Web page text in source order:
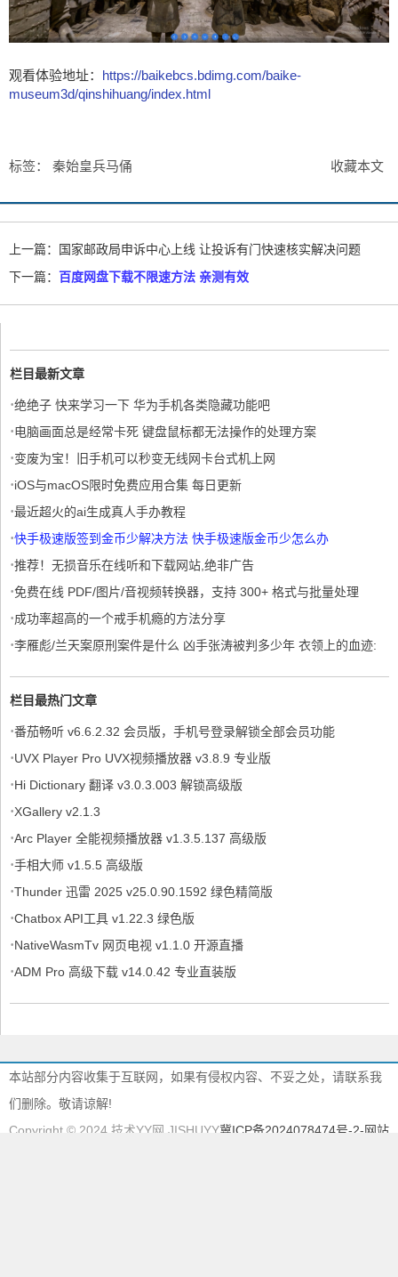
观看体验地址： https://baikebcs.bdimg.com/baike-
museum3d/qinshihuang/index.html
收藏本文
标签： 秦始皇兵马俑
上一篇：
国家邮政局申诉中心上线 让投诉有门快速核实解决问题
下一篇： 百度网盘下载不限速方法 亲测有效
栏目最新文章
·绝绝子 快来学习一下 华为手机各类隐藏功能吧
·电脑画面总是经常卡死 键盘鼠标都无法操作的处理方案
·变废为宝！旧手机可以秒变无线网卡台式机上网
·iOS与macOS限时免费应用合集 每日更新
·最近超火的ai生成真人手办教程
·快手极速版签到金币少解决方法 快手极速版金币少怎么办
·推荐！无损音乐在线听和下载网站,绝非广告
·免费在线 PDF/图片/音视频转换器，支持 300+ 格式与批量处理
·成功率超高的一个戒手机瘾的方法分享
·李雁彪/兰天案原刑案件是什么 凶手张涛被判多少年 衣领上的血迹:
栏目最热门文章
·番茄畅听 v6.6.2.32 会员版，手机号登录解锁全部会员功能
·UVX Player Pro UVX视频播放器 v3.8.9 专业版
·Hi Dictionary 翻译 v3.0.3.003 解锁高级版
·XGallery v2.1.3
·Arc Player 全能视频播放器 v1.3.5.137 高级版
·手相大师 v1.5.5 高级版
·Thunder 迅雷 2025 v25.0.90.1592 绿色精简版
·Chatbox API工具 v1.22.3 绿色版
·NativeWasmTv 网页电视 v1.1.0 开源直播
·ADM Pro 高级下载 v14.0.42 专业直装版
本站部分内容收集于互联网，如果有侵权内容、不妥之处，请联系我
们删除。敬请谅解!
Copyright © 2024 技术YY网 JISHUYY冀ICP备2024078474号-2-网站